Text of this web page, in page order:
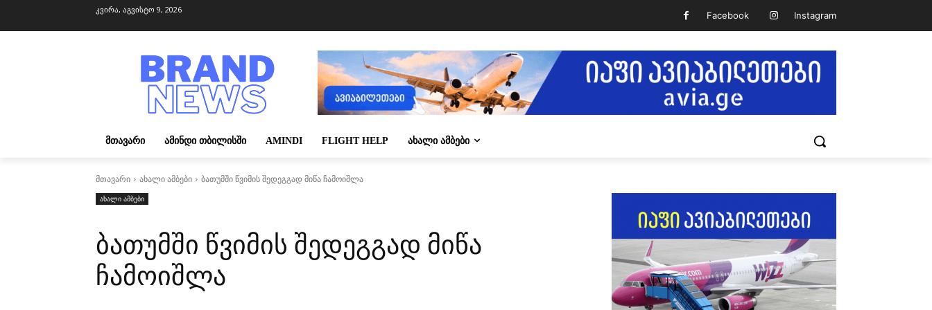
Facebook Instagram
კვირა, აგვისტო 9, 2026
ᲛᲗᲐᲕᲐᲠᲘ ᲐᲛᲘᲜᲓᲘ ᲗᲑᲘᲚᲘᲡᲨᲘ AMINDI FLIGHT HELP ᲐᲮᲐᲚᲘ ᲐᲛᲑᲔᲑᲘ
მთავარი ახალი ამბები ბათუმში წვიმის შედეგგად მიწა ჩამოიშლა
ახალი ამბები
ბათუმში წვიმის შედეგგად მიწა
ჩამოიშლა